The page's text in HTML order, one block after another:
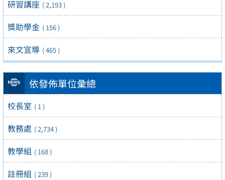
研習講座 ( 2,193 )
獎助學金 ( 156 )
來文宣導 ( 465 )
依發佈單位彙總
校長室 ( 1 )
教務處 ( 2,734 )
教學組 ( 168 )
註冊組 ( 239 )